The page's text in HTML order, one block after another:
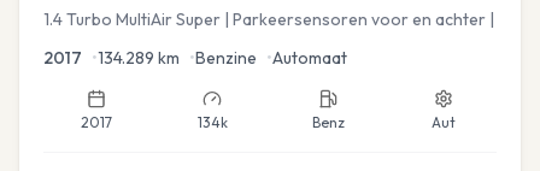
1.4 Turbo MultiAir Super | Parkeersensoren voor en achter |
2017 •134.289 km •Benzine •Automaat
2017 134k Benz Aut